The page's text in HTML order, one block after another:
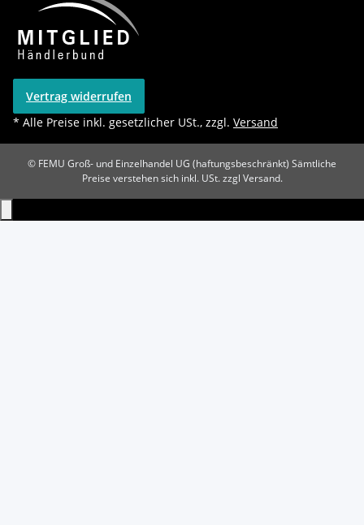
Vertrag widerrufen
* Alle Preise inkl. gesetzlicher USt., zzgl. Versand
© FEMU Groß- und Einzelhandel UG (haftungsbeschränkt) Sämtliche
Preise verstehen sich inkl. USt. zzgl Versand.